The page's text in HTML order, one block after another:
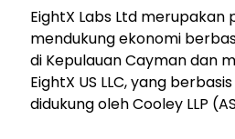
EightX Labs Ltd
mendukung ekonomi
di Kepulauan Cayman dan
EightX US LLC, yang
didukung oleh Cooley LLP